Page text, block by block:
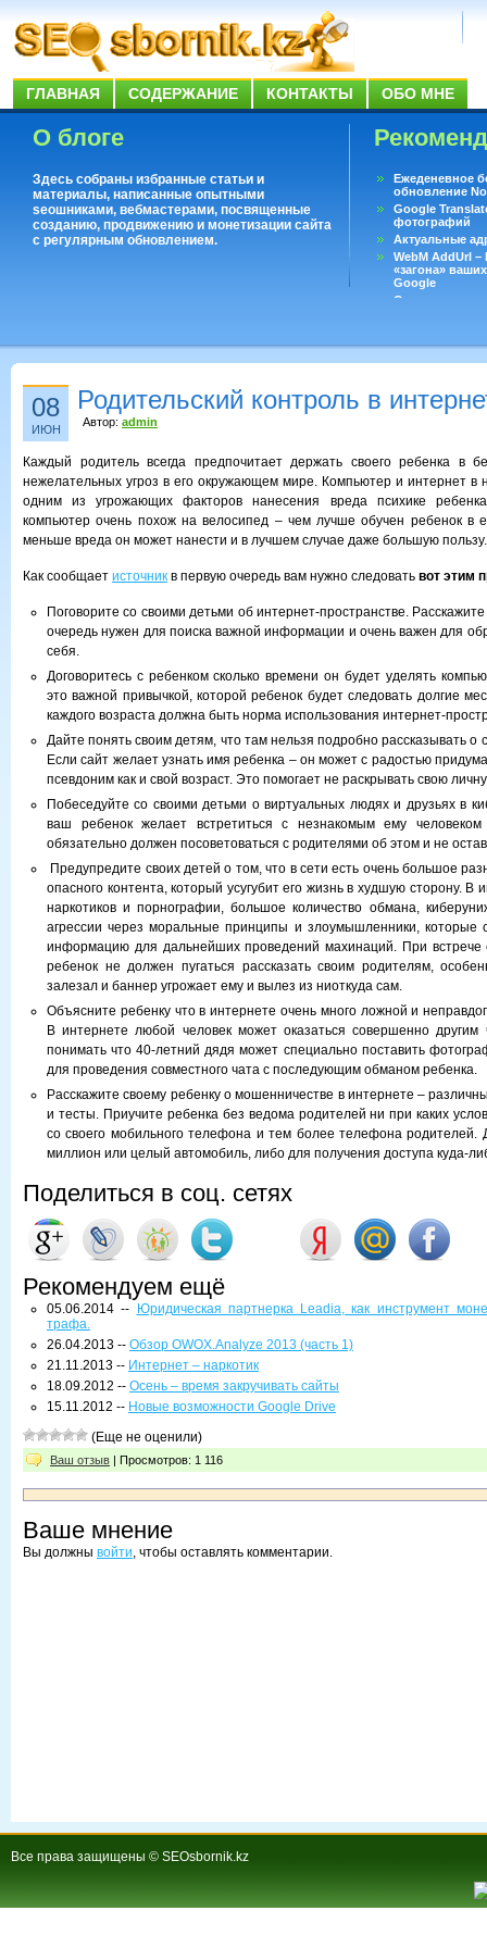
ГЛАВНАЯ СОДЕРЖАНИЕ КОНТАКТЫ ОБО МНЕ
О блоге
Здесь собраны избранные статьи и
материалы, написанные опытными
seoшниками, вебмастерами, посвященные
созданию, продвижению и монетизации сайта
с регулярным обновлением.
Ежеденевное
обновление
Google
фотографий
Актуальные
WebM AddUrl
«загона»
Google
Существует
08
ИЮН
Родительский контроль в
Автор: admin
Каждый родитель всегда предпочитает держать своего ребенка в
нежелательных угроз в его окружающем мире. Компьютер и интернет в
одним из угрожающих факторов нанесения вреда психике
компьютер очень похож на велосипед – чем лучше обучен ребенок в
меньше вреда он может нанести и в лучшем случае даже большую пользу.
Как сообщает источник в первую очередь вам нужно следовать вот этим
Поговорите со своими детьми об интернет-пространстве.
очередь нужен для поиска важной информации и очень важен для
себя.
Договоритесь с ребенком сколько времени он будет уделять
это важной привычкой, которой ребенок будет следовать долгие
каждого возраста должна быть норма использования интернет-
Дайте понять своим детям, что там нельзя подробно рассказывать о
Если сайт желает узнать имя ребенка – он может с радостью
псевдоним как и свой возраст. Это помогает не раскрывать свою
Побеседуйте со своими детьми о виртуальных людях и друзьях в
ваш ребенок желает встретиться с незнакомым ему
обязательно должен посоветоваться с родителями об этом и не
Предупредите своих детей о том, что в сети есть очень большое
опасного контента, который усугубит его жизнь в худшую сторону. В
наркотиков и порнографии, большое количество обмана,
агрессии через моральные принципы и злоумышленники, которые
информацию для дальнейших проведений махинаций. При встрече
ребенок не должен пугаться рассказать своим родителям,
залезал и баннер угрожает ему и вылез из ниоткуда сам.
Объясните ребенку что в интернете очень много ложной и
В интернете любой человек может оказаться совершенно
понимать что 40-летний дядя может специально поставить
для проведения совместного чата с последующим обманом ребенка.
Расскажите своему ребенку о мошенничестве в интернете –
и тесты. Приучите ребенка без ведома родителей ни при каких
со своего мобильного телефона и тем более телефона родителей.
миллион или целый автомобиль, либо для получения доступа куда-
Поделиться в соц. сетях
Рекомендуем ещё
05.06.2014 --
Юридическая партнерка Leadia, как инструмент
трафа.
26.04.2013 -- Обзор OWOX.Analyze 2013 (часть 1)
21.11.2013 -- Интернет – наркотик
18.09.2012 -- Осень – время закручивать сайты
15.11.2012 -- Новые возможности Google Drive
(Еще не оценили)
Ваш отзыв | Просмотров: 1 116
Ваше мнение
Вы должны войти, чтобы оставлять комментарии.
Все права защищены © SEOsbornik.kz